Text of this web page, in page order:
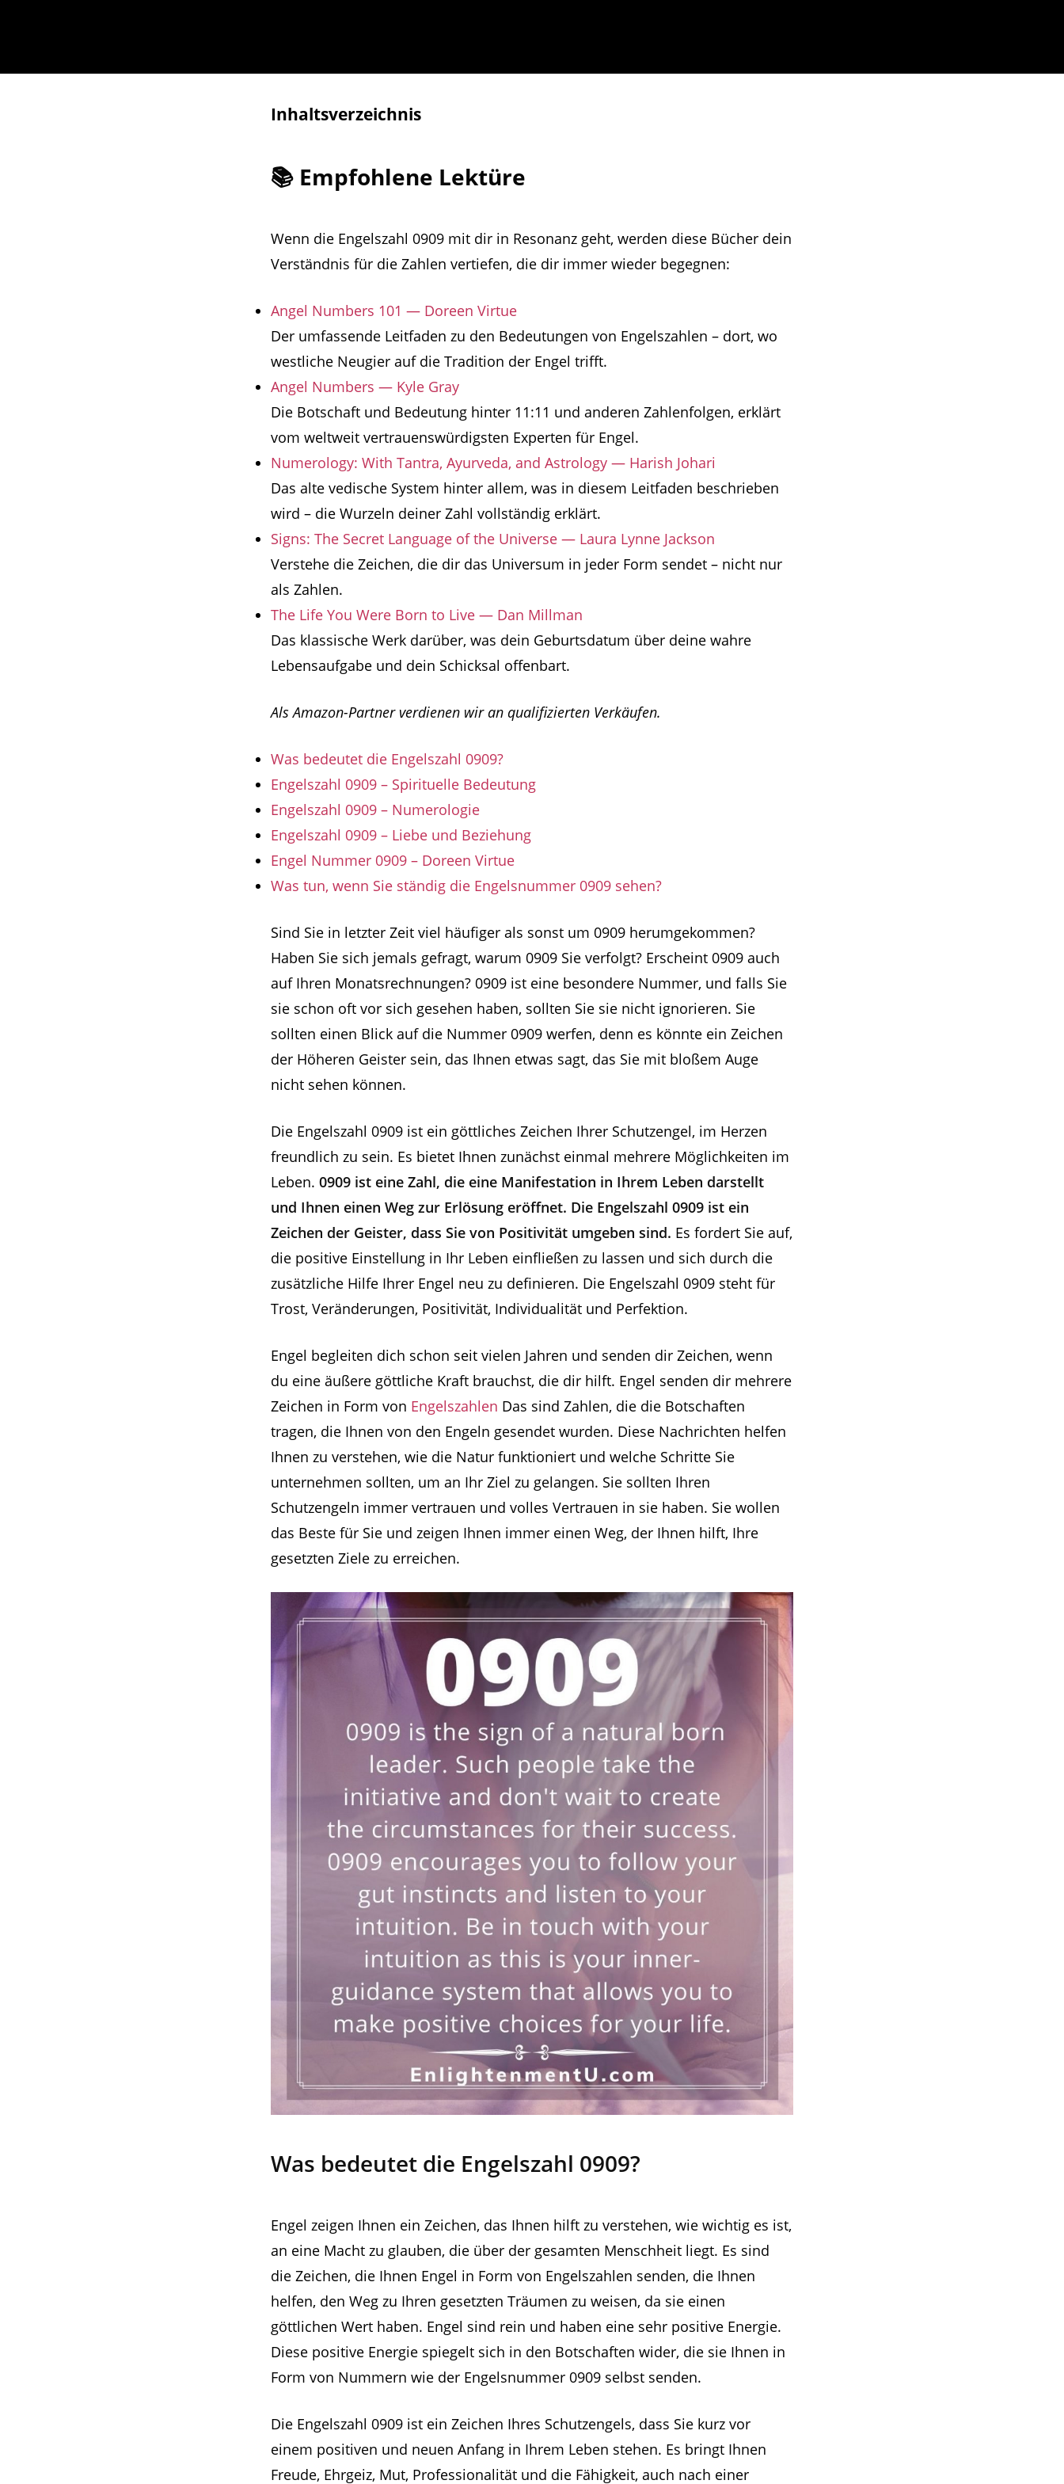
Inhaltsverzeichnis
📚 Empfohlene Lektüre
Wenn die Engelszahl 0909 mit dir in Resonanz geht, werden diese Bücher dein
Verständnis für die Zahlen vertiefen, die dir immer wieder begegnen:
Angel Numbers 101 — Doreen Virtue
Der umfassende Leitfaden zu den Bedeutungen von Engelszahlen – dort, wo
westliche Neugier auf die Tradition der Engel trifft.
Angel Numbers — Kyle Gray
Die Botschaft und Bedeutung hinter 11:11 und anderen Zahlenfolgen, erklärt
vom weltweit vertrauenswürdigsten Experten für Engel.
Numerology: With Tantra, Ayurveda, and Astrology — Harish Johari
Das alte vedische System hinter allem, was in diesem Leitfaden beschrieben
wird – die Wurzeln deiner Zahl vollständig erklärt.
Signs: The Secret Language of the Universe — Laura Lynne Jackson
Verstehe die Zeichen, die dir das Universum in jeder Form sendet – nicht nur
als Zahlen.
The Life You Were Born to Live — Dan Millman
Das klassische Werk darüber, was dein Geburtsdatum über deine wahre
Lebensaufgabe und dein Schicksal offenbart.
Als Amazon-Partner verdienen wir an qualifizierten Verkäufen.
Was bedeutet die Engelszahl 0909?
Engelszahl 0909 – Spirituelle Bedeutung
Engelszahl 0909 – Numerologie
Engelszahl 0909 – Liebe und Beziehung
Engel Nummer 0909 – Doreen Virtue
Was tun, wenn Sie ständig die Engelsnummer 0909 sehen?
Sind Sie in letzter Zeit viel häufiger als sonst um 0909 herumgekommen?
Haben Sie sich jemals gefragt, warum 0909 Sie verfolgt? Erscheint 0909 auch
auf Ihren Monatsrechnungen? 0909 ist eine besondere Nummer, und falls Sie
sie schon oft vor sich gesehen haben, sollten Sie sie nicht ignorieren. Sie
sollten einen Blick auf die Nummer 0909 werfen, denn es könnte ein Zeichen
der Höheren Geister sein, das Ihnen etwas sagt, das Sie mit bloßem Auge
nicht sehen können.
Die Engelszahl 0909 ist ein göttliches Zeichen Ihrer Schutzengel, im Herzen
freundlich zu sein. Es bietet Ihnen zunächst einmal mehrere Möglichkeiten im
Leben. 0909 ist eine Zahl, die eine Manifestation in Ihrem Leben darstellt
und Ihnen einen Weg zur Erlösung eröffnet. Die Engelszahl 0909 ist ein
Zeichen der Geister, dass Sie von Positivität umgeben sind. Es fordert Sie auf,
die positive Einstellung in Ihr Leben einfließen zu lassen und sich durch die
zusätzliche Hilfe Ihrer Engel neu zu definieren. Die Engelszahl 0909 steht für
Trost, Veränderungen, Positivität, Individualität und Perfektion.
Engel begleiten dich schon seit vielen Jahren und senden dir Zeichen, wenn
du eine äußere göttliche Kraft brauchst, die dir hilft. Engel senden dir mehrere
Zeichen in Form von Engelszahlen Das sind Zahlen, die die Botschaften
tragen, die Ihnen von den Engeln gesendet wurden. Diese Nachrichten helfen
Ihnen zu verstehen, wie die Natur funktioniert und welche Schritte Sie
unternehmen sollten, um an Ihr Ziel zu gelangen. Sie sollten Ihren
Schutzengeln immer vertrauen und volles Vertrauen in sie haben. Sie wollen
das Beste für Sie und zeigen Ihnen immer einen Weg, der Ihnen hilft, Ihre
gesetzten Ziele zu erreichen.
Was bedeutet die Engelszahl 0909?
Engel zeigen Ihnen ein Zeichen, das Ihnen hilft zu verstehen, wie wichtig es ist,
an eine Macht zu glauben, die über der gesamten Menschheit liegt. Es sind
die Zeichen, die Ihnen Engel in Form von Engelszahlen senden, die Ihnen
helfen, den Weg zu Ihren gesetzten Träumen zu weisen, da sie einen
göttlichen Wert haben. Engel sind rein und haben eine sehr positive Energie.
Diese positive Energie spiegelt sich in den Botschaften wider, die sie Ihnen in
Form von Nummern wie der Engelsnummer 0909 selbst senden.
Die Engelszahl 0909 ist ein Zeichen Ihres Schutzengels, dass Sie kurz vor
einem positiven und neuen Anfang in Ihrem Leben stehen. Es bringt Ihnen
Freude, Ehrgeiz, Mut, Professionalität und die Fähigkeit, auch nach einer